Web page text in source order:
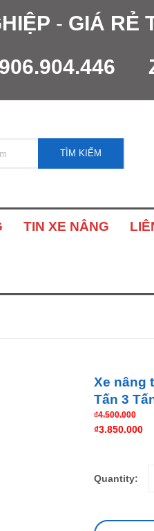
- GIÁ RẺ
TÌM KIẾM
TIN XE NÂNG
Xe nâng
Tấn 3
₫4.500.000
₫3.850.000
Quantity: